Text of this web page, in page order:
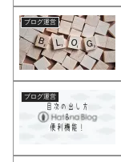
ブログ運営
ブログ運営